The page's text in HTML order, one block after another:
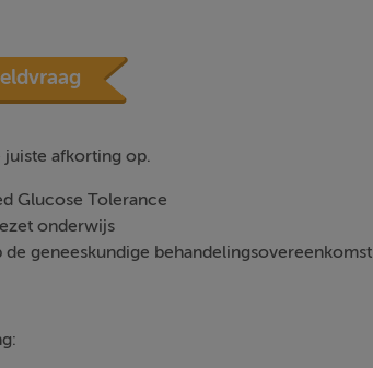
juiste afkorting op.
Glucose Tolerance
onderwijs
de geneeskundige behandelingsovereenkomst